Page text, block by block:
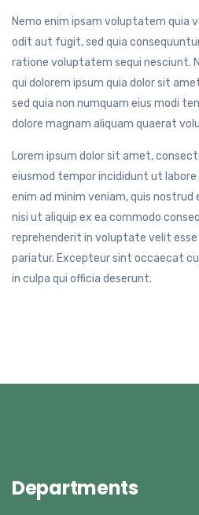
Nemo enim ipsam voluptatem quia
odit aut fugit, sed quia
ratione voluptatem sequi nesciunt.
qui dolorem ipsum quia dolor sit
sed quia non numquam eius modi
dolore magnam aliquam quaerat
Lorem ipsum dolor sit amet,
eiusmod tempor incididunt ut labore
enim ad minim veniam, quis
nisi ut aliquip ex ea commodo
reprehenderit in voluptate velit
pariatur. Excepteur sint occaecat
in culpa qui officia deserunt.
Departments